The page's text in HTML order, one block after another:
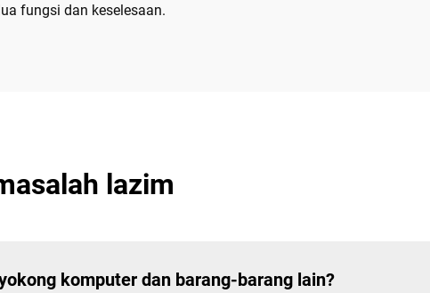
fungsi dan keselesaan.
lazim
komputer dan barang-barang lain?